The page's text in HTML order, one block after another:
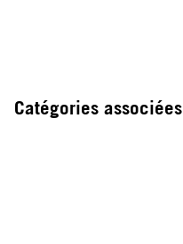
Catégories associées